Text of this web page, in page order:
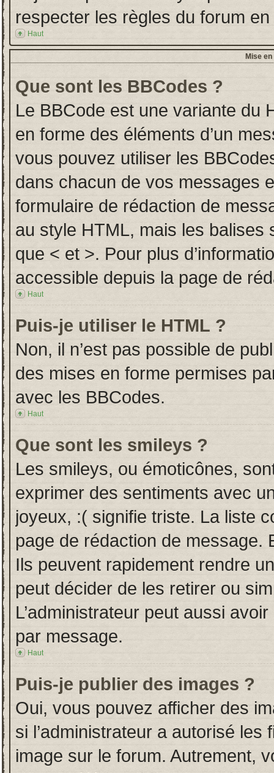
respecter les règles du forum
Haut
Mise
Que sont les BBCodes ?
Le BBCode est une variante du
en forme des éléments d’un
vous pouvez utiliser les
dans chacun de vos messages
formulaire de rédaction de
au style HTML, mais les
que < et >. Pour plus
accessible depuis la page de
Haut
Puis-je utiliser le HTML ?
Non, il n’est pas possible de
des mises en forme permises
avec les BBCodes.
Haut
Que sont les smileys ?
Les smileys, ou émoticônes,
exprimer des sentiments avec
joyeux, :( signifie triste. La liste
page de rédaction de message.
Ils peuvent rapidement rendre
peut décider de les retirer ou
L’administrateur peut aussi
par message.
Haut
Puis-je publier des images ?
Oui, vous pouvez afficher des
si l’administrateur a autorisé
image sur le forum. Autrement,